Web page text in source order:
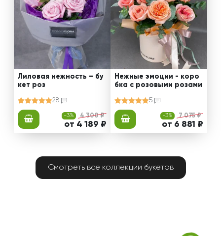
Лиловая нежность – бу
кет роз
28
-3% 4 300 ₽
от 4 189 ₽
Нежные эмоции - коро
бка с розовыми розами
5
-3% 7 075 ₽
от 6 881 ₽
Смотреть все коллекции букетов